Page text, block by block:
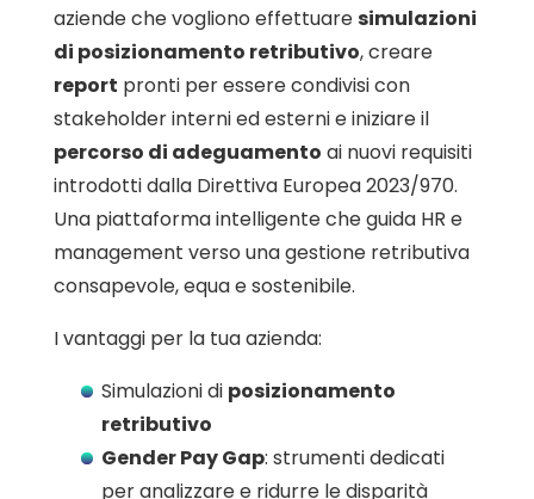
aziende che vogliono effettuaresimulazioni
di posizionamento retributivo, creare
report pronti per essere condivisi con
stakeholder interni ed esterni e iniziare il
percorso di adeguamento ai nuovi requisiti
introdotti dalla Direttiva Europea 2023/970.
Una piattaforma intelligente che guida HR e
management verso una gestione retributiva
consapevole, equa e sostenibile.
I vantaggi per la tua azienda:
Simulazioni di posizionamento
retributivo
Gender Pay Gap: strumenti dedicati
per analizzare e ridurre le disparità